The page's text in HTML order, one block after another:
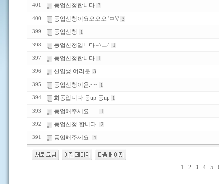
401 등업신청합니다 3
400 등업신청이요오오오 'ㅁ'// 3
399 등업신청 1
398 등업신청입니다~^ㅡ^ 1
397 등업신청합니다 1
396 신입생 여러분 3
395 등업신청이욤.~~ 1
394 희동입니다 등up 등up 1
393 등업해주세요...... 1
392 등업신청 합니다. 2
391 등업해주세요- 1
1 2 3 4 5